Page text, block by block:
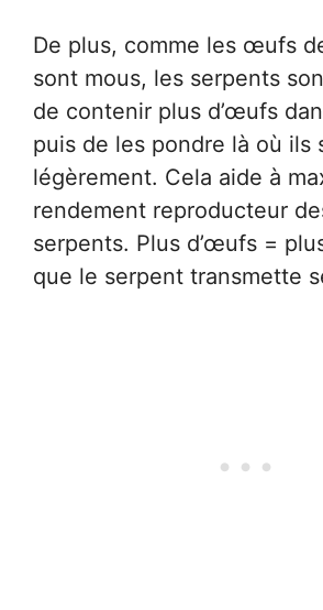
De plus, comme les œufs
sont mous, les serpents
de contenir plus d’œufs
puis de les pondre là où ils
légèrement. Cela aide à
rendement reproducteur
serpents. Plus d’œufs =
que le serpent transmette